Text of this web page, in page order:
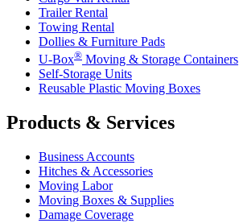
Trailer Rental
Towing Rental
Dollies & Furniture Pads
U-Box® Moving & Storage Containers
Self-Storage Units
Reusable Plastic Moving Boxes
Products & Services
Business Accounts
Hitches & Accessories
Moving Labor
Moving Boxes & Supplies
Damage Coverage